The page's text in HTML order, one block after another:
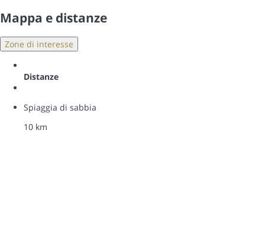
Mappa e distanze
Zone di interesse
Distanze
Spiaggia di sabbia
10 km